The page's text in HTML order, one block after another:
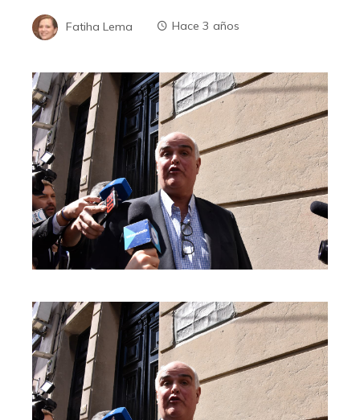
Fatiha Lema Hace 3 años